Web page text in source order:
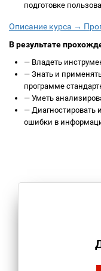
подготовке
Описание курса →
В результате
— Владеть
— Знать и
программе
— Уметь
— Диагностировать
ошибки в